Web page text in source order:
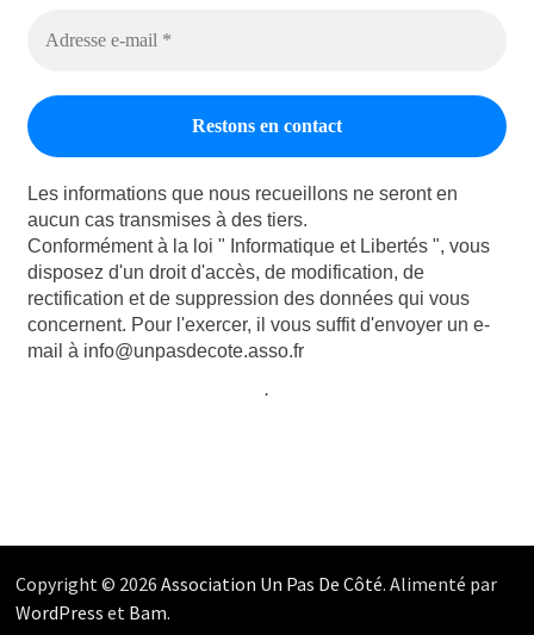
Les informations que nous recueillons ne seront en
aucun cas transmises à des tiers.
Conformément à la loi " Informatique et Libertés ", vous
disposez d'un droit d'accès, de modification, de
rectification et de suppression des données qui vous
concernent. Pour l'exercer, il vous suffit d'envoyer un e-
mail à info@unpasdecote.asso.fr
.
Copyright © 2026 Association Un Pas De Côté. Alimenté par
WordPress et Bam.